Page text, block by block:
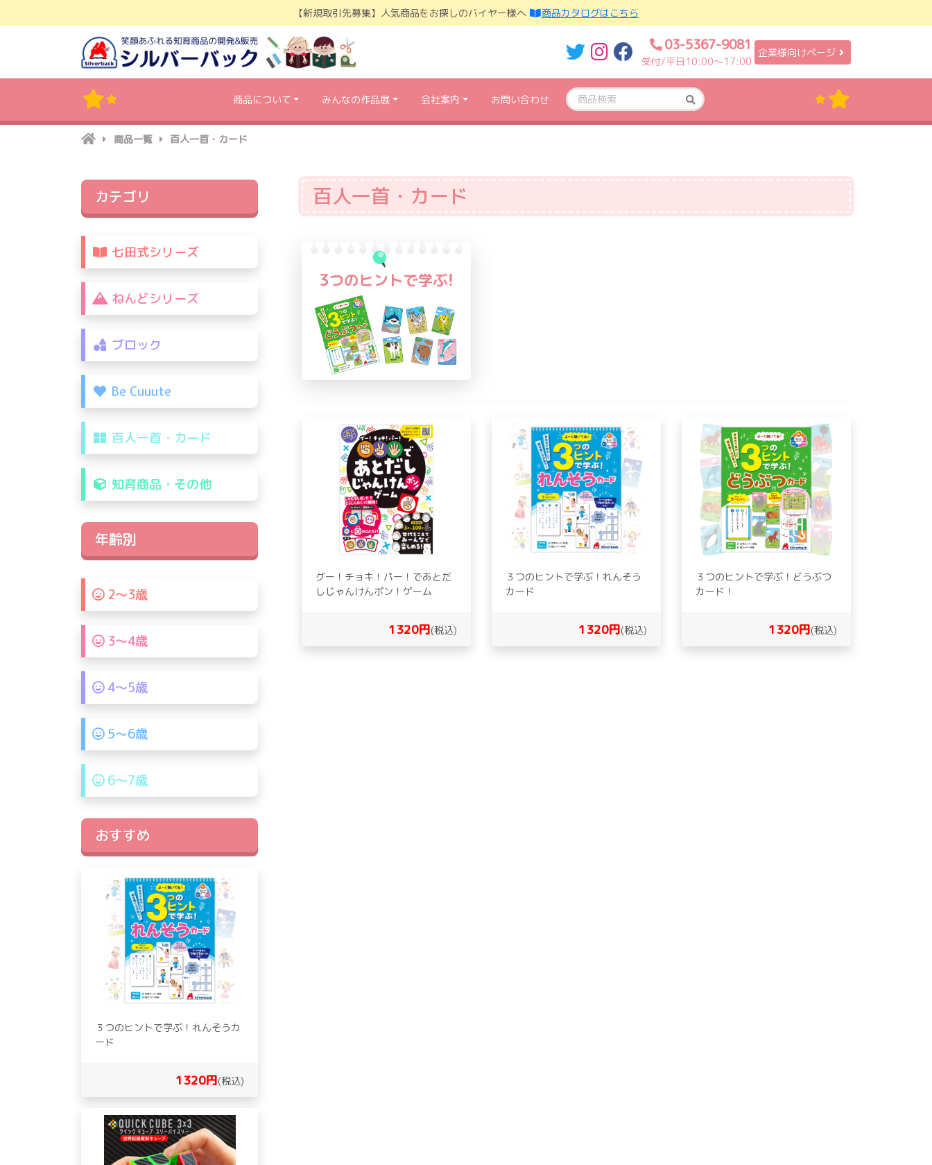
【新規取引先募集】人気商品をお探しのバイヤー様へ 商品カタログはこちら
03-5367-9081
受付/平日10:00〜17:00
企業様向けページ
商品について みんなの作品展 会社案内 お問い合わせ
商品一覧 百人一首・カード
百人一首・カード
グー！チョキ！パー！であとだ
しじゃんけんポン！ゲーム
1320円(税込)
３つのヒントで学ぶ！れんそう
カード
1320円(税込)
３つのヒントで学ぶ！どうぶつ
カード！
1320円(税込)
カテゴリ
七田式シリーズ
ねんどシリーズ
ブロック
Be Cuuute
百人一首・カード
知育商品・その他
年齢別
2〜3歳
3〜4歳
4〜5歳
5〜6歳
6〜7歳
おすすめ
３つのヒントで学ぶ！れんそうカ
ード
1320円(税込)